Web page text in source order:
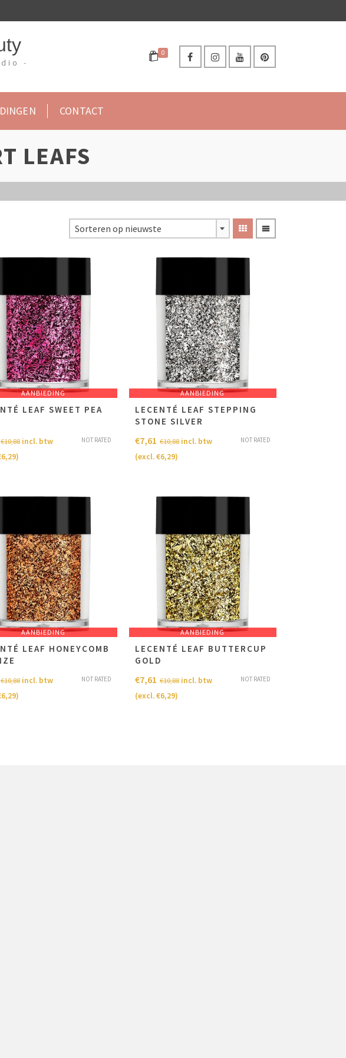
-
0
CONTACT
LEAFS
Sorteren op nieuwste
AANBIEDING
LEAF SWEET PEA
NOT RATED
€10,88 incl. btw
6,29)
AANBIEDING
LECENTÉ LEAF STEPPING
STONE SILVER
NOT RATED
€10,88
€7,61
incl. btw
(excl.€6,29)
AANBIEDING
LEAF HONEYCOMB
NOT RATED
€10,88 incl. btw
6,29)
AANBIEDING
LECENTÉ LEAF BUTTERCUP
GOLD
NOT RATED
€10,88
€7,61
incl. btw
(excl.€6,29)